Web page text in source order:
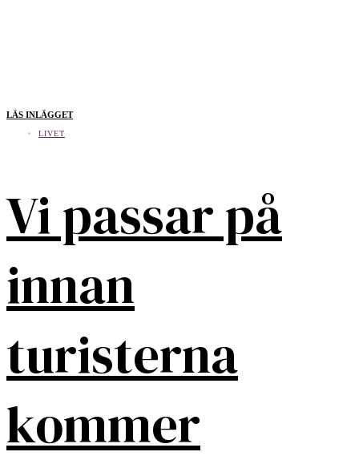
LÄS INLÄGGET
LIVET
Vi passar på
innan
turisterna
kommer